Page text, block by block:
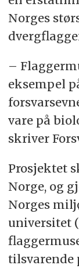
Norges
–
eksempel
vare på
skriver
Prosjektet
Norge, og
Norges
universitet
tilsvarende